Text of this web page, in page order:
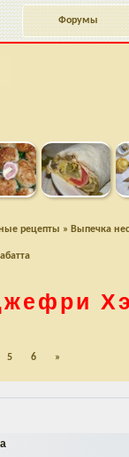
Форумы
рецепты » Выпечка
5 6 »